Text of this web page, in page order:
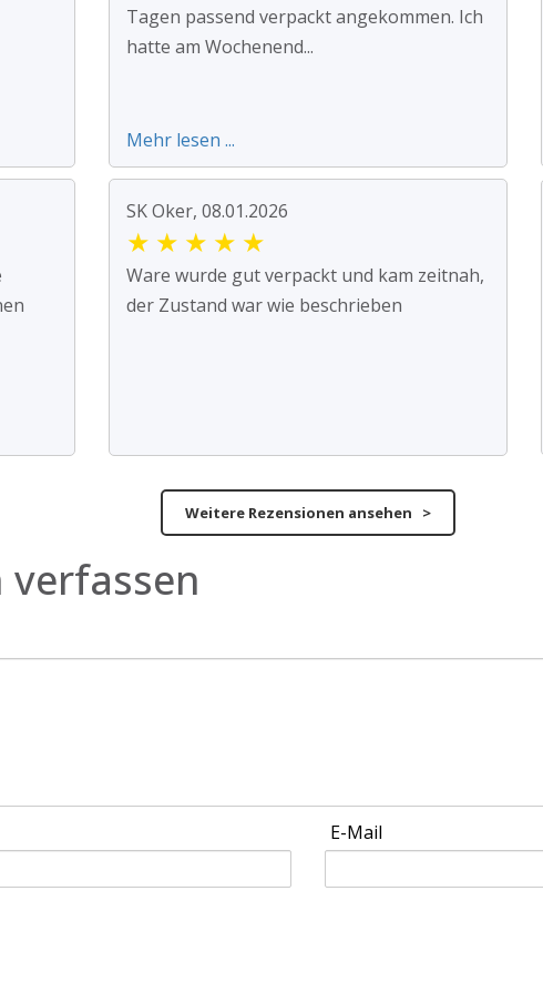
Tagen passend verpackt angekommen. Ich
hatte am Wochenend...
Mehr lesen ...
SK Oker, 08.01.2026
★ ★ ★ ★ ★
Ware wurde gut verpackt und kam zeitnah,
der Zustand war wie beschrieben
Weitere Rezensionen ansehen >
verfassen
E-Mail